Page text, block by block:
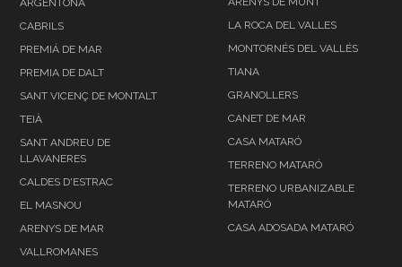
CABRILS
PREMIÁ DE MAR
PREMIA DE DALT
SANT VICENÇ DE MONTALT
TEIÀ
SANT ANDREU DE
LLAVANERES
CALDES D'ESTRAC
EL MASNOU
ARENYS DE MAR
VALLROMANES
LA ROCA DEL VALLES
MONTORNÉS DEL VALLÉS
TIANA
GRANOLLERS
CANET DE MAR
CASA MATARÓ
TERRENO MATARÓ
TERRENO URBANIZABLE
MATARÓ
CASA ADOSADA MATARÓ